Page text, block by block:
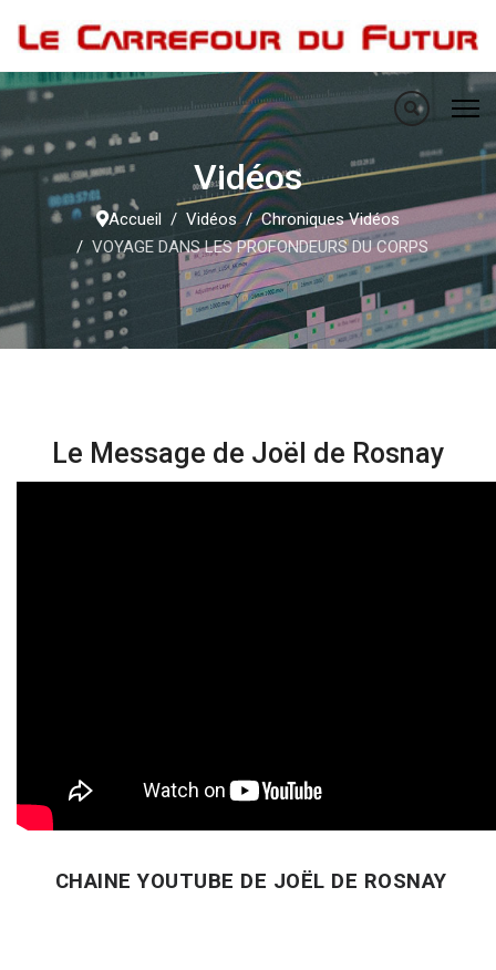
Vidéos
Accueil Vidéos
Chroniques Vidéos
VOYAGE DANS LES PROFONDEURS DU CORPS
Le Message de Joël de Rosnay
CHAINE YOUTUBE DE JOËL DE ROSNAY